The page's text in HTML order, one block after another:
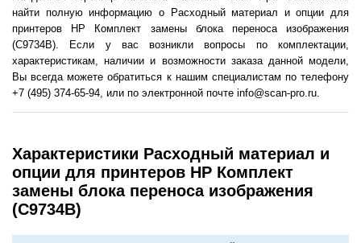
найти полную информацию о Расходный материал и опции для
принтеров HP Комплект замены блока переноса изображения
(C9734B). Если у вас возникли вопросы по комплектации,
характеристикам, наличии и возможности заказа данной модели,
Вы всегда можете обратиться к нашим специалистам по телефону
+7 (495) 374-65-94, или по электронной почте info@scan-pro.ru.
Характеристики Расходный материал и
опции для принтеров HP Комплект
замены блока переноса изображения
(C9734B)